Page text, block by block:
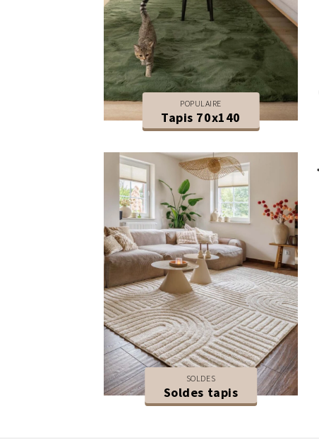
POPULAIRE
Tapis 70x140
SOLDES
Soldes tapis